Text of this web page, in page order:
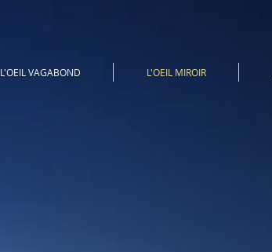
L'OEIL VAGABOND L'OEIL MIROIR